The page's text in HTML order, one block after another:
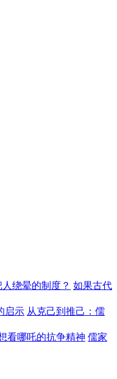
绕晕的制度？ 如果古代
启示 从克己到推己：儒
看哪吒的抗争精神 儒家